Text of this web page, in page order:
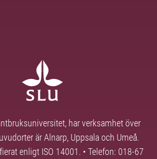
har verksamhet över
är Alnarp, Uppsala och Umeå.
enligt ISO 14001. • Telefon: 018-67